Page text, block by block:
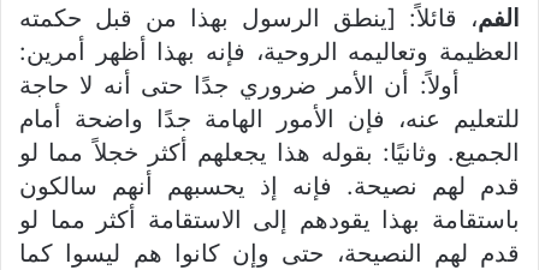
الفم، قائلاً: [ينطق الرسول بهذا من قبل حكمته
العظيمة وتعاليمه الروحية، فإنه بهذا أظهر أمرين:
أولاً: أن الأمر ضروري جدًا حتى أنه لا حاجة
للتعليم عنه، فإن الأمور الهامة جدًا واضحة أمام
الجميع. وثانيًا: بقوله هذا يجعلهم أكثر خجلاً مما لو
قدم لهم نصيحة. فإنه إذ يحسبهم أنهم سالكون
باستقامة بهذا يقودهم إلى الاستقامة أكثر مما لو
قدم لهم النصيحة، حتى وإن كانوا هم ليسوا كما